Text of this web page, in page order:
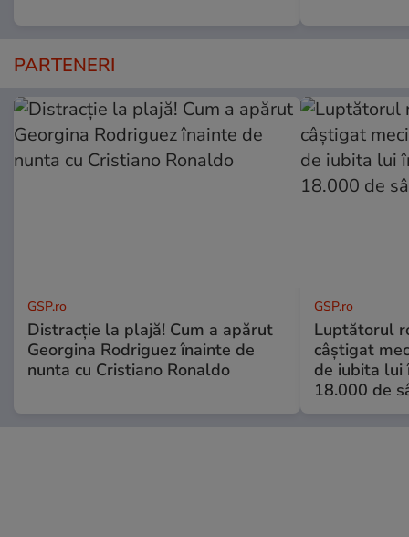
PARTENERI
GSP.ro
Distracție la plajă! Cum a apărut
Georgina Rodriguez înainte de
nunta cu Cristiano Ronaldo
GSP.ro
Luptătorul
câștigat
de iubita lui
18.000 de